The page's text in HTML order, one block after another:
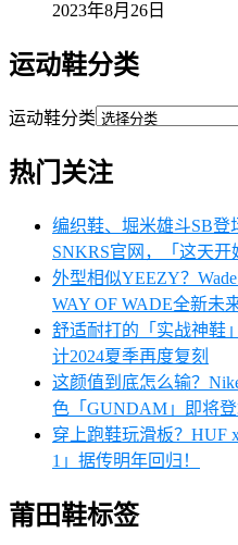
2023年8月26日
运动鞋分类
运动鞋分类
热门关注
编织鞋、堀米雄斗SB登
SNKRS官网，「这天开
外型相似YEEZY？Wade
WAY OF WADE全新未
舒适耐打的「实战神鞋
计2024夏季再度复刻
这颜值到底怎么输？
色「GUNDAM」即将登
穿上跑鞋玩滑板？HUF
1」据传明年回归！
莆田鞋标签